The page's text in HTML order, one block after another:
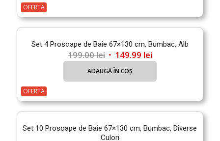
160.00 lei.
OFERTA
Set 4 Prosoape de Baie 67×130 cm, Bumbac, Alb
199.00lei Prețul
inițial
199.00 lei.
149.99 leiPrețul
curent
este:
ADAUGĂ ÎN COȘ
OFERTA
Set 10 Prosoape de Baie 67×130 cm, Bumbac, Diverse
Culori